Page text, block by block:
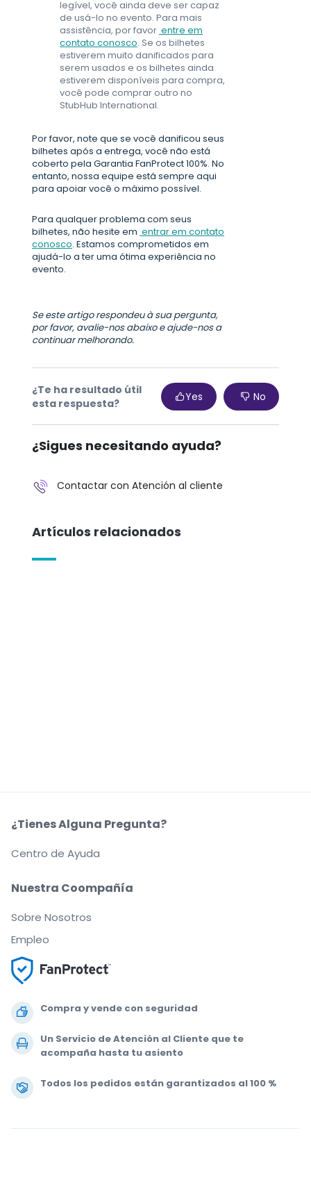
legível, você ainda deve ser capaz
de usá-lo no evento. Para mais
assistência, por favor entre em
contato conosco. Se os bilhetes
estiverem muito danificados para
serem usados e os bilhetes ainda
estiverem disponíveis para compra,
você pode comprar outro no
StubHub International.
Por favor, note que se você danificou seus
bilhetes após a entrega, você não está
coberto pela Garantia FanProtect 100%. No
entanto, nossa equipe está sempre aqui
para apoiar você o máximo possível.
Para qualquer problema com seus
bilhetes, não hesite em entrar em contato
conosco. Estamos comprometidos em
ajudá-lo a ter uma ótima experiência no
evento.
Se este artigo respondeu à sua pergunta,
por favor, avalie-nos abaixo e ajude-nos a
continuar melhorando.
¿Te ha resultado útil
esta respuesta?
Yes No
¿Sigues necesitando ayuda?
Contactar con Atención al cliente
Artículos relacionados
Compra y vende con seguridad
Un Servicio de Atención al Cliente que te
acompaña hasta tu asiento
Todos los pedidos están garantizados al 100 %
Nuestra Coompañía
Sobre Nosotros
Empleo
¿Tienes Alguna Pregunta?
Centro de Ayuda